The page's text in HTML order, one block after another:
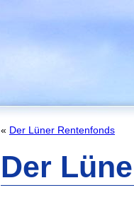
« Der Lüner Rentenfonds
Der